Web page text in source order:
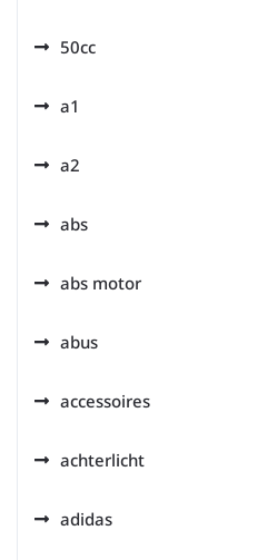
50cc
a1
a2
abs
abs motor
abus
accessoires
achterlicht
adidas